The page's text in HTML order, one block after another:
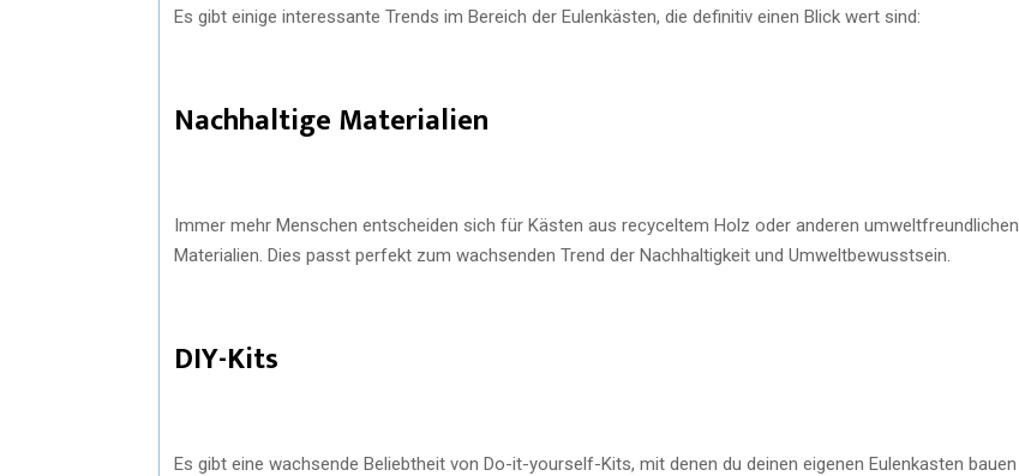
Es gibt einige interessante Trends im Bereich der Eulenkästen, die definitiv einen Blick wert sind:
Nachhaltige Materialien
Immer mehr Menschen entscheiden sich für Kästen aus recyceltem Holz oder anderen umweltfreundlichen
Materialien. Dies passt perfekt zum wachsenden Trend der Nachhaltigkeit und Umweltbewusstsein.
DIY-Kits
Es gibt eine wachsende Beliebtheit von Do-it-yourself-Kits, mit denen du deinen eigenen Eulenkasten bauen